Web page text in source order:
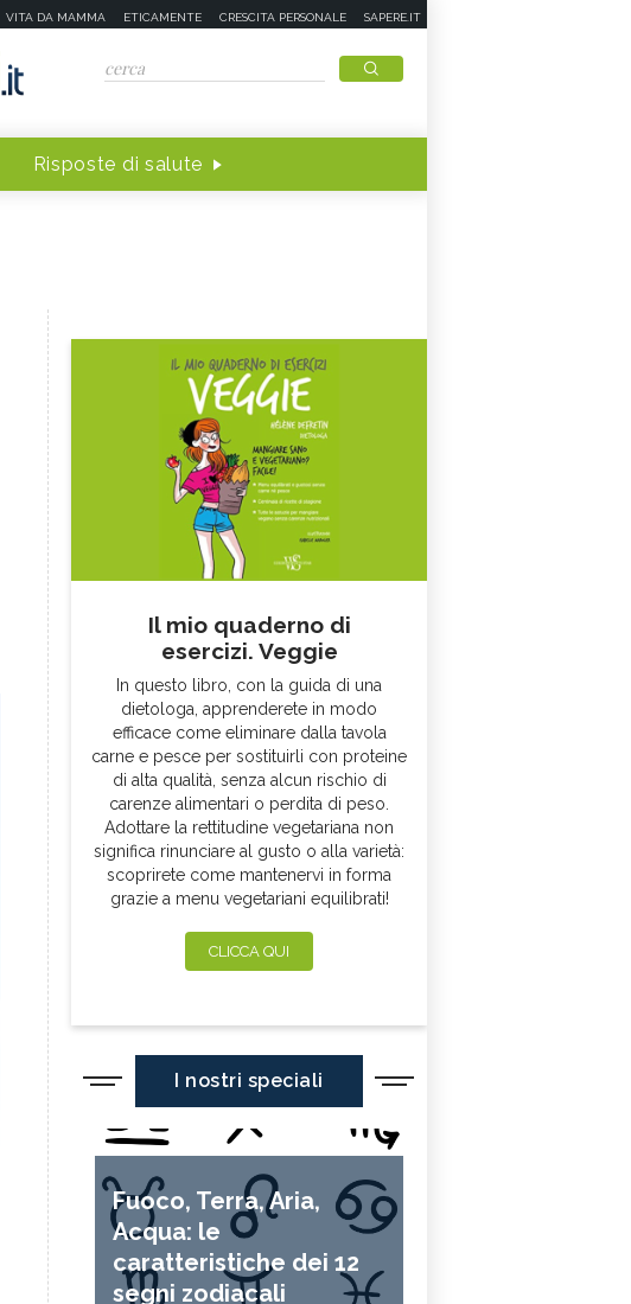
VITA DA MAMMA ETICAMENTE CRESCITA PERSONALE SAPERE.IT
Risposte di salute
Il mio quaderno di
esercizi. Veggie
In questo libro, con la guida di una
dietologa, apprenderete in modo
efficace come eliminare dalla tavola
carne e pesce per sostituirli con proteine
di alta qualità, senza alcun rischio di
carenze alimentari o perdita di peso.
Adottare la rettitudine vegetariana non
significa rinunciare al gusto o alla varietà:
scoprirete come mantenervi in forma
grazie a menu vegetariani equilibrati!
CLICCA QUI
I nostri speciali
Fuoco, Terra, Aria,
Acqua: le
caratteristiche dei 12
segni zodiacali